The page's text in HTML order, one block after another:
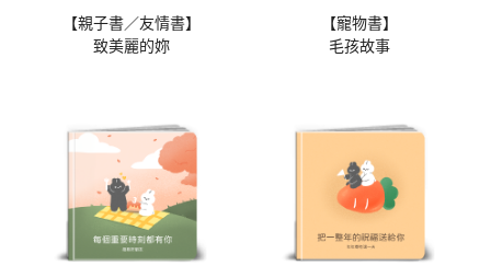
【親子書／友情書】
致美麗的妳
【寵物書】
毛孩故事